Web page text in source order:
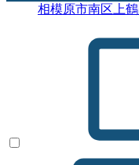
相模原市南区上